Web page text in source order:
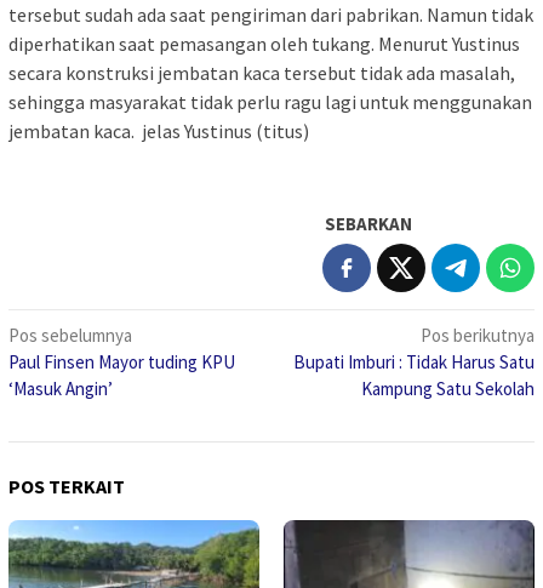
tersebut sudah ada saat pengiriman dari pabrikan. Namun tidak
diperhatikan saat pemasangan oleh tukang. Menurut Yustinus
secara konstruksi jembatan kaca tersebut tidak ada masalah,
sehingga masyarakat tidak perlu ragu lagi untuk menggunakan
jembatan kaca. jelas Yustinus (titus)
SEBARKAN
Navigasi
pos
Pos sebelumnya
Paul Finsen Mayor tuding KPU
‘Masuk Angin’
Pos berikutnya
Bupati Imburi : Tidak Harus Satu
Kampung Satu Sekolah
POS TERKAIT